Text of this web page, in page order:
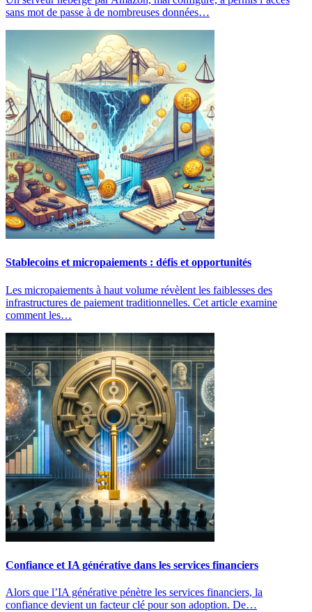
sans mot de passe à de nombreuses données…
Stablecoins et micropaiements : défis et opportunités
Les micropaiements à haut volume révèlent les faiblesses des
infrastructures de paiement traditionnelles. Cet article examine
comment les…
Confiance et IA générative dans les services financiers
Alors que l’IA générative pénètre les services financiers, la
confiance devient un facteur clé pour son adoption. De…